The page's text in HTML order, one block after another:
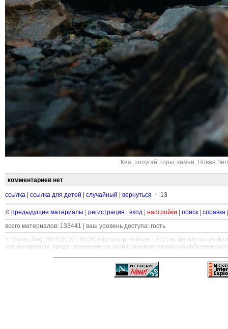
Кеа, попугай, горы, камни, Новая
комментариев нет
ссылка ссылка для детей случайный вернуться ↑ 13
« предыдущие материалы регистрация вход настройки поиск справка
всего материалов: 133441 | ваш уровень доступа: гость
© Stanis.Blog 2004-2026 |
BLOG.microscript версия 1.9.3 | активных за сутки /
все материалы, представленные на этой странице, являются
—————————————————————